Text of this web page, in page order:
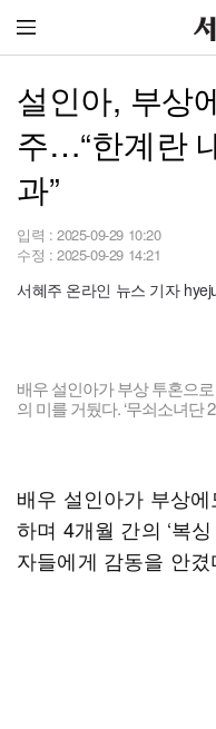
설인아, 부상
주…“한계란
과”
입력 : 2025-09-29 10:20
수정 : 2025-09-29 14:21
서혜주 온라인 뉴스 기자
배우 설인아가 부상 투혼으
의 미를 거뒀다. ‘무쇠소녀단
배우 설인아가 부상
하며 4개월 간의 ‘복
자들에게 감동을 안겼